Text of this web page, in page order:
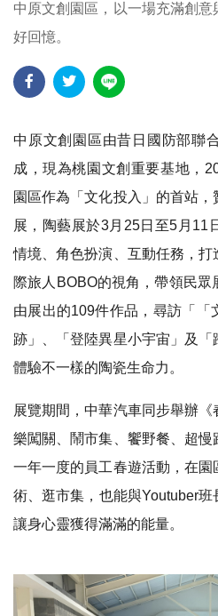
中原文創園區，以一場充滿創
好回憶。
中原文創園區由昔日國防部聯
成，現為桃園文創重要基地，
園區作為「文化投入」的首站
展，陶藝展於3月25日至5月11
情境、角色扮演、互動任務，
際旅人BOBO的視角，帶領民
由展出的109件作品，尋訪「「
跡」、「登陸異星小宇宙」及「
體驗不一樣的陶瓷生命力。
展覽期間，中華汽車同步舉辦《
樂闖關、鬧市集、饗野餐、超慢
一年一度的員工春遊活動，在
術、逛市集，也能與Youtuber班
讓身心靈獲得滿滿的能量。